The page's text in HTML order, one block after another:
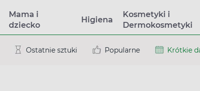
Mama i
dziecko
Higiena
Kosmetyki i
Dermokosmetyki
Ostatnie sztuki Popularne Krótkie